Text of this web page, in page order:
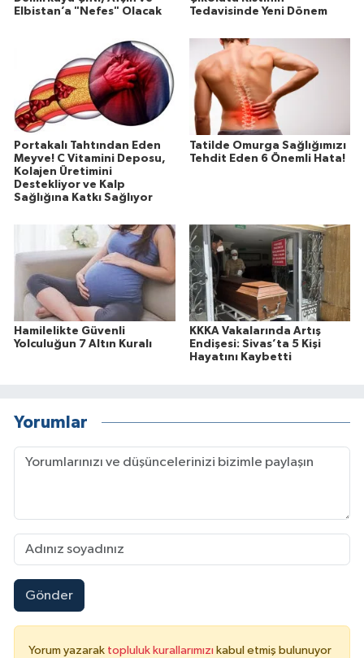
Elbistan’a "Nefes" Olacak
Tedavisinde Yeni Dönem
Portakalı Tahtından Eden
Meyve! C Vitamini Deposu,
Kolajen Üretimini
Destekliyor ve Kalp
Sağlığına Katkı Sağlıyor
Tatilde Omurga Sağlığımızı
Tehdit Eden 6 Önemli Hata!
Hamilelikte Güvenli
Yolculuğun 7 Altın Kuralı
KKKA Vakalarında Artış
Endişesi: Sivas’ta 5 Kişi
Hayatını Kaybetti
Yorumlar
Gönder
Yorum yazarak topluluk kurallarımızı kabul etmiş bulunuyor